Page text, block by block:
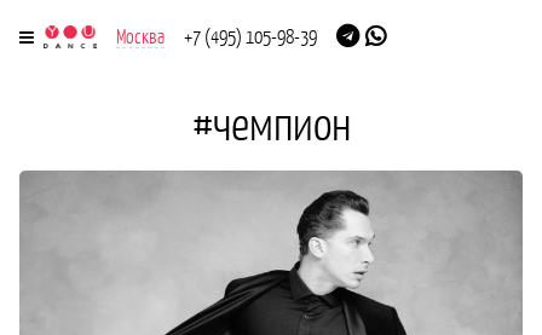
Москва +7 (495) 105-98-39
#чемпион